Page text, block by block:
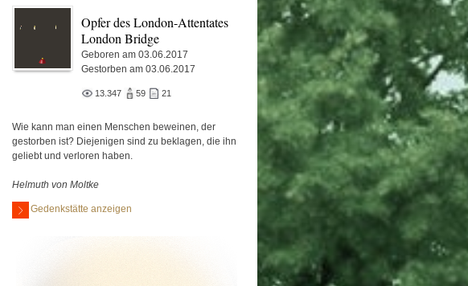
Opfer des London-Attentates
London Bridge
Geboren am 03.06.2017
Gestorben am 03.06.2017
13.347 59 21
Wie kann man einen Menschen beweinen, der
gestorben ist? Diejenigen sind zu beklagen, die ihn
geliebt und verloren haben.
Helmuth von Moltke
Gedenkstätte anzeigen